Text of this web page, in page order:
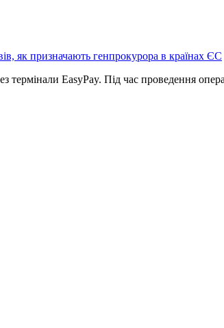
як призначають генпрокурора в країнах ЄС
термінали EasyPay. Під час проведення